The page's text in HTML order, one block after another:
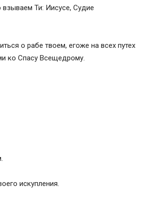
Ти: Иисусе, Судие
о рабе твоем, егоже на всех путех
ко Спасу Всещедрому.
искупления.